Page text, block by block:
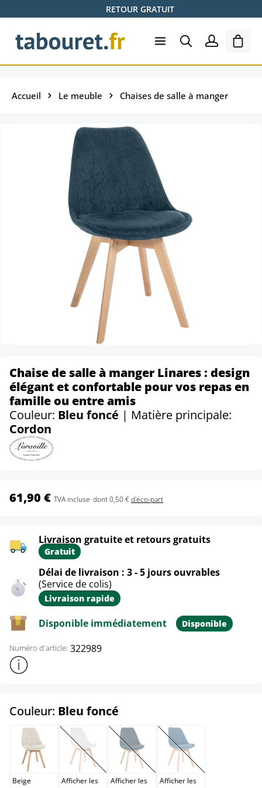
Passer au contenu principalRETOUR GRATUIT
Le
Accueil Le meuble Chaises de salle à manger
Chaise de salle à manger Linares : design
élégant et confortable pour vos repas en
famille ou entre amis
Couleur: Bleu foncé | Matière principale:
Cordon
61,90 € TVA incluse dont 0,50 €d'éco-part
Livraison gratuite et retours gratuits
Gratuit
Délai de livraison : 3 - 5 jours ouvrables
(Service de colis)
Livraison rapide
Disponible immédiatement Disponible
Numéro d'article: 322989
Afficher plus d'informations sur le produit
Couleur: Bleu foncé
Beige
Beige
Blanc
(Cette option n'est pas disponible pour le moment.)
Afficher les
Blanc / Blanc
(Cette option n'est pas disponible
Afficher les
Bleu
(Cette option n'est
Afficher les